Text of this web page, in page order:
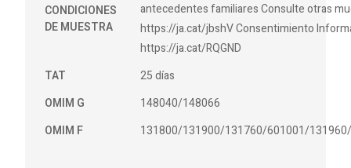
CONDICIONES
DE MUESTRA
antecedentes familiares Consulte otras
https://ja.cat/jbshV Consentimiento
https://ja.cat/RQGND
TAT
25 días
OMIM G
148040/148066
OMIM F
131800/131900/131760/601001/